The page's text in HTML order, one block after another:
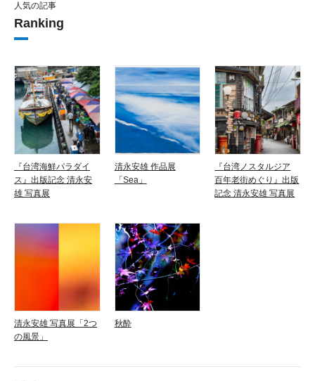
人気の記事
Ranking
『台湾海鮮パラダイ
ス』出版記念 清永安
雄 写真展
清永安雄 作品展
「Sea」
『台湾ノスタルジア
百年老街めぐり』出版
記念 清永安雄 写真展
清永安雄 写真展「2つ
の風景」
秋酔